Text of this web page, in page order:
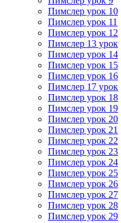
Пимслер урок 10
Пимслер урок 11
Пимслер урок 12
Пимслер 13 урок
Пимслер урок 14
Пимслер урок 15
Пимслер урок 16
Пимслер 17 урок
Пимслер урок 18
Пимслер урок 19
Пимслер урок 20
Пимслер урок 21
Пимслер урок 22
Пимслер урок 23
Пимслер урок 24
Пимслер урок 25
Пимслер урок 26
Пимслер урок 27
Пимслер урок 28
Пимслер урок 29